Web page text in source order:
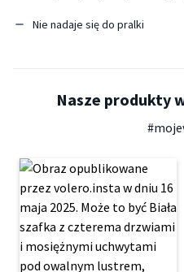
Nie nadaje się do pralki
Nasze produkty